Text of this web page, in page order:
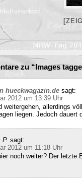
zu “Images
hueckwagazin.de sagt:
2012 um 13:39 Uhr
weitergehen, allerdings
liegen. Jedoch
sagt:
2012 um 11:18 Uhr
noch weiter? Der letzte